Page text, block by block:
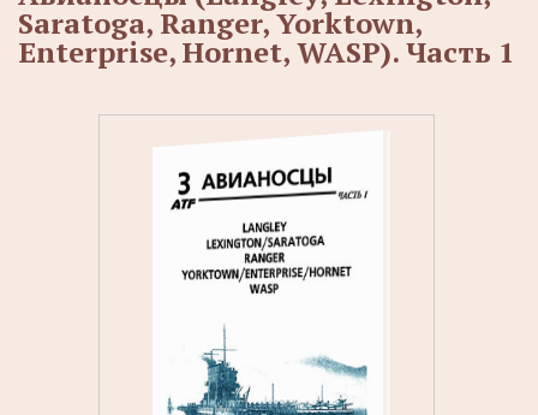
Saratoga, Ranger, Yorktown,
Enterprise, Hornet, WASP). Часть 1